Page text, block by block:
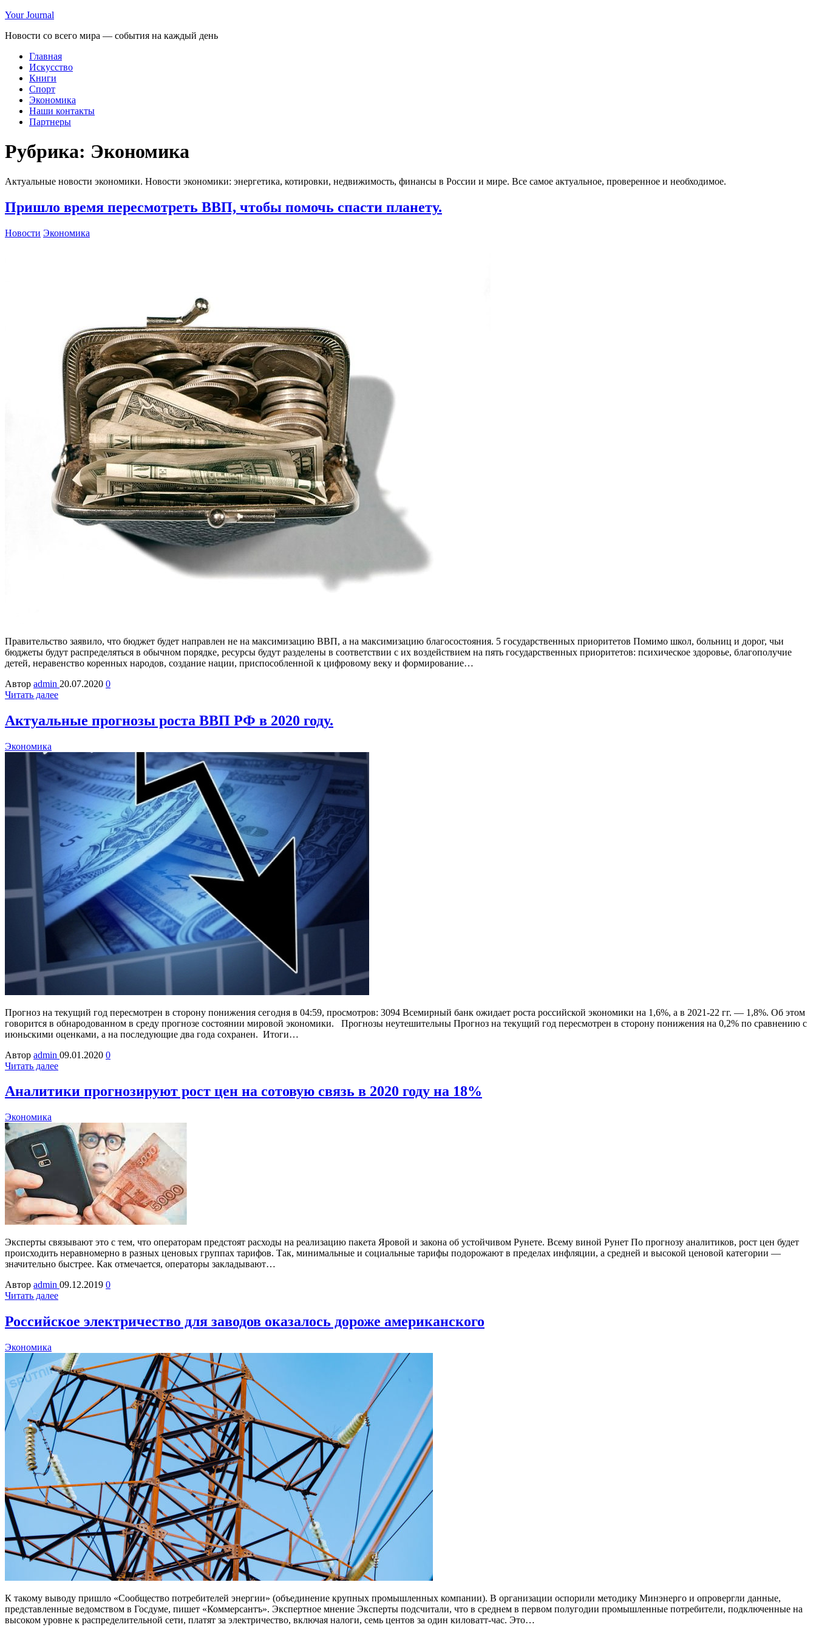
Your Journal
Новости со всего мира — события на каждый день
Главная
Искусство
Книги
Спорт
Экономика
Наши контакты
Партнеры
Рубрика: Экономика
Актуальные новости экономики. Новости экономики: энергетика, котировки, недвижимость, финансы в России и мире. Все самое актуальное, проверенное и необходимое.
Пришло время пересмотреть ВВП, чтобы помочь спасти планету.
Новости Экономика
Правительство заявило, что бюджет будет направлен не на максимизацию ВВП, а на максимизацию благосостояния. 5 государственных приоритетов Помимо школ, больниц и дорог, чьи
бюджеты будут распределяться в обычном порядке, ресурсы будут разделены в соответствии с их воздействием на пять государственных приоритетов: психическое здоровье, благополучие
детей, неравенство коренных народов, создание нации, приспособленной к цифровому веку и формирование…
Автор admin 20.07.2020 0
Читать далее
Актуальные прогнозы роста ВВП РФ в 2020 году.
Экономика
Прогноз на текущий год пересмотрен в сторону понижения сегодня в 04:59, просмотров: 3094 Всемирный банк ожидает роста российской экономики на 1,6%, а в 2021-22 гг. — 1,8%. Об этом
говорится в обнародованном в среду прогнозе состоянии мировой экономики. Прогнозы неутешительны Прогноз на текущий год пересмотрен в сторону понижения на 0,2% по сравнению с
июньскими оценками, а на последующие два года сохранен. Итоги…
Автор admin 09.01.2020 0
Читать далее
Аналитики прогнозируют рост цен на сотовую связь в 2020 году на 18%
Экономика
Эксперты связывают это с тем, что операторам предстоят расходы на реализацию пакета Яровой и закона об устойчивом Рунете. Всему виной Рунет По прогнозу аналитиков, рост цен будет
происходить неравномерно в разных ценовых группах тарифов. Так, минимальные и социальные тарифы подорожают в пределах инфляции, а средней и высокой ценовой категории —
значительно быстрее. Как отмечается, операторы закладывают…
Автор admin 09.12.2019 0
Читать далее
Российское электричество для заводов оказалось дороже американского
Экономика
К такому выводу пришло «Сообщество потребителей энергии» (объединение крупных промышленных компании). В организации оспорили методику Минэнерго и опровергли данные,
представленные ведомством в Госдуме, пишет «Коммерсантъ». Экспертное мнение Эксперты подсчитали, что в среднем в первом полугодии промышленные потребители, подключенные на
высоком уровне к распределительной сети, платят за электричество, включая налоги, семь центов за один киловатт-час. Это…